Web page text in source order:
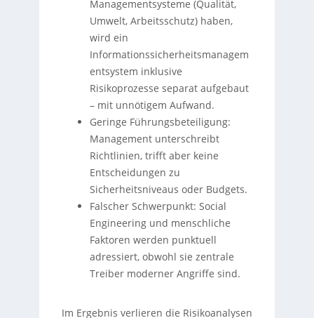
Managementsysteme (Qualität,
Umwelt, Arbeitsschutz) haben,
wird ein
Informationssicherheitsmanagem
entsystem inklusive
Risikoprozesse separat aufgebaut
– mit unnötigem Aufwand.
Geringe Führungsbeteiligung:
Management unterschreibt
Richtlinien, trifft aber keine
Entscheidungen zu
Sicherheitsniveaus oder Budgets.
Falscher Schwerpunkt: Social
Engineering und menschliche
Faktoren werden punktuell
adressiert, obwohl sie zentrale
Treiber moderner Angriffe sind.
Im Ergebnis verlieren die Risikoanalysen